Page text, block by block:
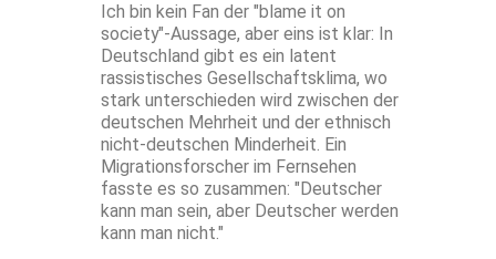
Ich bin kein Fan der "blame it on
society"-Aussage, aber eins ist klar: In
Deutschland gibt es ein latent
rassistisches Gesellschaftsklima, wo
stark unterschieden wird zwischen der
deutschen Mehrheit und der ethnisch
nicht-deutschen Minderheit. Ein
Migrationsforscher im Fernsehen
fasste es so zusammen: "Deutscher
kann man sein, aber Deutscher werden
kann man nicht."